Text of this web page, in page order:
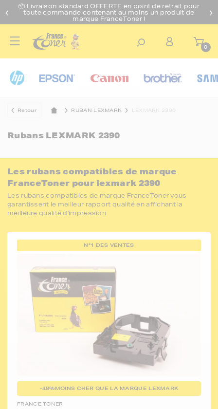
📦 Livraison standard OFFERTE en point de retrait pour
toute commande contenant au moins un produit de
marque FranceToner !
0
Retour RUBAN LEXMARK LEXMARK 2390
Rubans LEXMARK 2390
Les rubans compatibles de marque
FranceToner pour lexmark 2390
Les rubans compatibles de marque FranceToner vous
garantissent le meilleur rapport qualité en affichant la
meilleure qualité d'impression
N°1 DES VENTES
-48%MOINS CHER QUE LA MARQUE LEXMARK
FRANCE TONER